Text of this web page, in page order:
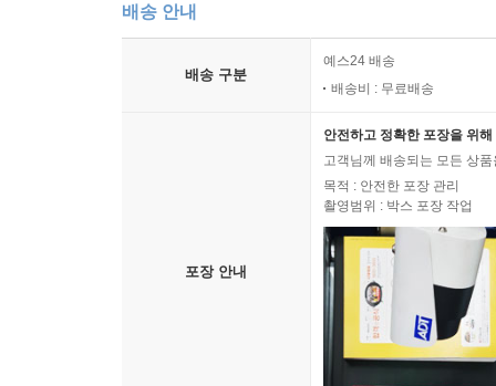
배송 안내
배송 구분
예스24 배송
배송비 : 무료배송
포장 안내
안전하고 정확한 포장을 위
고객님께 배송되는 모든 상
목적 : 안전한 포장 관리
촬영범위 : 박스 포장 작업